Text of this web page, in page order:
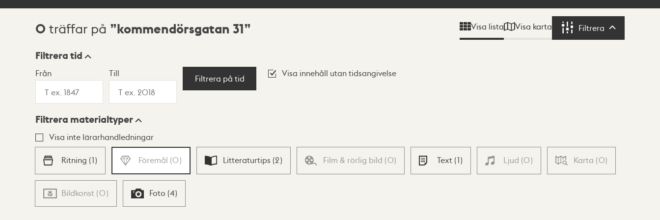
Sökresultat
0 träffar på kommendörsgatan 31 Visa lista Visa karta Filtrera Filtrera
Visningsläge
Lista Karta
Filtrera tid
Från Till
Filtrera på tid
Visa innehåll utan tidsangivelse
Filtrera materialtyper
Visa inte lärarhandledningar
Ritning (1) Föremål (0) Litteraturtips (2) Film & rörlig bild (0) Text (1) Ljud (0) Karta (0)
Bildkonst (0) Foto (4)